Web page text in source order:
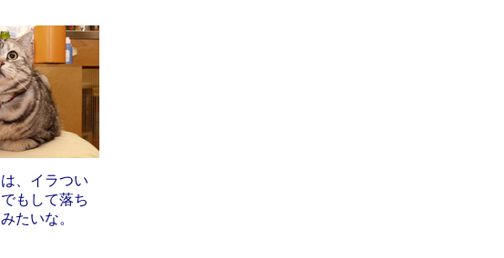
、イラつい
もして落ち
たいな。